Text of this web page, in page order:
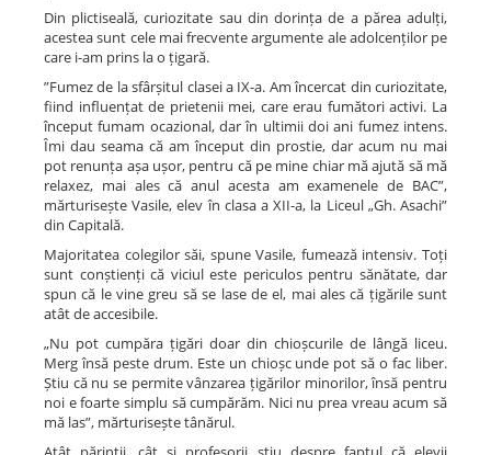
Din plictiseală, curiozitate sau din dorința de a părea adulți,
acestea sunt cele mai frecvente argumente ale adolcenților pe
care i-am prins la o țigară.
”Fumez de la sfârșitul clasei a IX-a. Am încercat din curiozitate,
fiind influențat de prietenii mei, care erau fumători activi. La
început fumam ocazional, dar în ultimii doi ani fumez intens.
Îmi dau seama că am început din prostie, dar acum nu mai
pot renunța așa ușor, pentru că pe mine chiar mă ajută să mă
relaxez, mai ales că anul acesta am examenele de BAC”,
mărturisește Vasile, elev în clasa a XII-a, la Liceul „Gh. Asachi”
din Capitală.
Majoritatea colegilor săi, spune Vasile, fumează intensiv. Toți
sunt conștienți că viciul este periculos pentru sănătate, dar
spun că le vine greu să se lase de el, mai ales că țigările sunt
atât de accesibile.
„Nu pot cumpăra țigări doar din chioșcurile de lângă liceu.
Merg însă peste drum. Este un chioșc unde pot să o fac liber.
Știu că nu se permite vânzarea țigărilor minorilor, însă pentru
noi e foarte simplu să cumpărăm. Nici nu prea vreau acum să
mă las”, mărturisește tânărul.